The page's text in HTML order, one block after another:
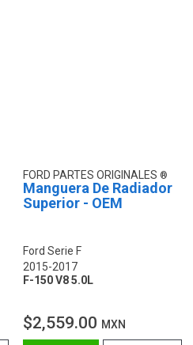
FORD PARTES ORIGINALES
Manguera De Radiador
Superior - OEM
Ford Serie F
2015-2017
F-150 V8 5.0L
$2,559.00 MXN